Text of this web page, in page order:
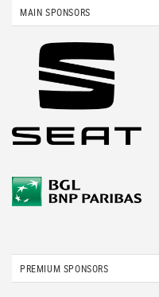
MAIN SPONSORS
PREMIUM SPONSORS